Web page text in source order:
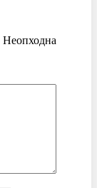
Неопходна